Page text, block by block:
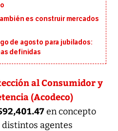
es construir mercados
de agosto para jubilados:
definidas
al Consumidor y
(Acodeco)
en concepto
agentes